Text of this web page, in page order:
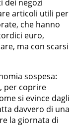
dei negozi
articoli utili per
che hanno
euro,
ma con scarsi
sospesa:
per coprire
si evince dagli
davvero di una
la giornata di